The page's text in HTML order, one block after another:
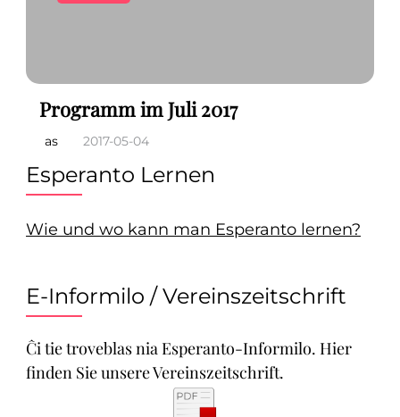
Programm im Juli 2017
as 2017-05-04
Esperanto Lernen
Wie und wo kann man Esperanto lernen?
E-Informilo / Vereinszeitschrift
Ĉi tie troveblas nia Esperanto-Informilo. Hier
finden Sie unsere Vereinszeitschrift.